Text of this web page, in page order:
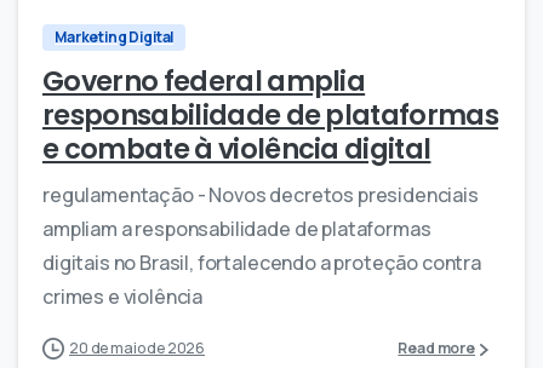
Marketing Digital
Governo federal amplia
responsabilidade de plataformas
e combate à violência digital
regulamentação - Novos decretos presidenciais
ampliam a responsabilidade de plataformas
digitais no Brasil, fortalecendo a proteção contra
crimes e violência
20 de maio de 2026 Read more